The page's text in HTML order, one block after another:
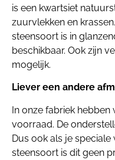
is een kwartsiet
zuurvlekken en
steensoort is in
beschikbaar. Ook zijn
mogelijk.
Liever een andere
In onze fabriek
voorraad. De
Dus ook als je
steensoort is dit geen